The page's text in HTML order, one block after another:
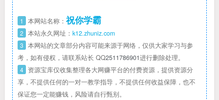
1 本网站名称： 祝你学霸
2 本站永久网址： k12.zhuniz.com
3 本网站的文章部分内容可能来源于网络，仅供大家学习与参
考，如有侵权，请联系站长 QQ2511786901进行删除处理。
4 资源宝库仅收集整理各大网赚平台的付费资源，提供资源分
享，不提供任何的一对一教学指导，不提供任何收益保障，也不
保证您一定能赚钱，风险请自行甄别。